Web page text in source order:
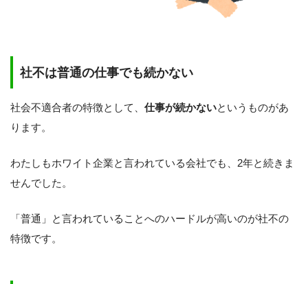
社不は普通の仕事でも続かない
社会不適合者の特徴として、 仕事が続かないというものがあ
ります。
わたしもホワイト企業と言われている会社でも、2年と続きま
せんでした。
「普通」と言われていることへのハードルが高いのが社不の
特徴です。